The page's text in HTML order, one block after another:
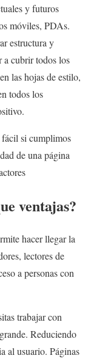
y futuros
móviles, PDAs.
estructura y
a cubrir todos los
las hojas de estilo,
todos los
fácil si cumplimos
de una página
ventajas?
hacer llegar la
lectores de
a personas con
trabajar con
Reduciendo
al usuario. Páginas